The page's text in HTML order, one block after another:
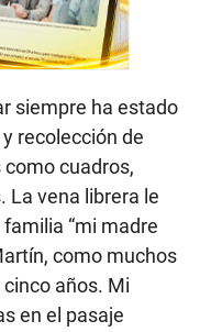
siempre ha estado
recolección de
cuadros,
La vena librera le
“mi madre
como muchos
cinco años. Mi
en el pasaje